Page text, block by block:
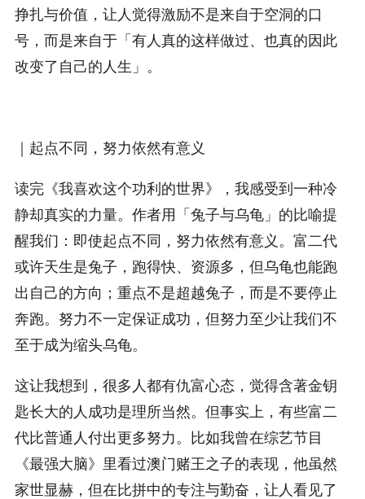
挣扎与价值，让人觉得激励不是来自于空洞的口
号，而是来自于「有人真的这样做过、也真的因此
改变了自己的人生」。
｜起点不同，努力依然有意义
读完《我喜欢这个功利的世界》，我感受到一种冷
静却真实的力量。作者用「兔子与乌龟」的比喻提
醒我们：即使起点不同，努力依然有意义。富二代
或许天生是兔子，跑得快、资源多，但乌龟也能跑
出自己的方向；重点不是超越兔子，而是不要停止
奔跑。努力不一定保证成功，但努力至少让我们不
至于成为缩头乌龟。
这让我想到，很多人都有仇富心态，觉得含著金钥
匙长大的人成功是理所当然。但事实上，有些富二
代比普通人付出更多努力。比如我曾在综艺节目
《最强大脑》里看过澳门赌王之子的表现，他虽然
家世显赫，但在比拼中的专注与勤奋，让人看见了